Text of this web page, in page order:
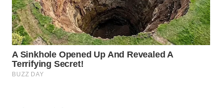
WN
MADURA
WN
SURABAYA